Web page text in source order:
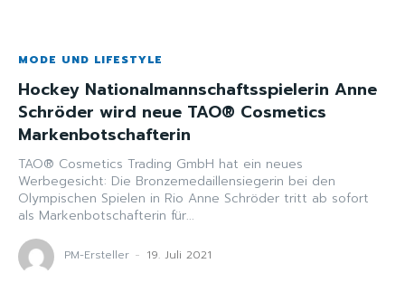
MODE UND LIFESTYLE
Hockey Nationalmannschaftsspielerin Anne
Schröder wird neue TAO® Cosmetics
Markenbotschafterin
TAO® Cosmetics Trading GmbH hat ein neues
Werbegesicht: Die Bronzemedaillensiegerin bei den
Olympischen Spielen in Rio Anne Schröder tritt ab sofort
als Markenbotschafterin für...
PM-Ersteller - 19. Juli 2021